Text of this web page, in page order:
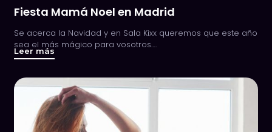
Fiesta Mamá Noel en Madrid
Se acerca la Navidad y en Sala Kixx queremos que este año
sea el más mágico para vosotros….
Leer más
about
Fiesta
Noel
en